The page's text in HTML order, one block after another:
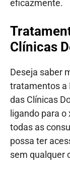
eficazmente.
Clínicas
Deseja saber
tratamentos a
das Clínicas
ligando para o
todas as
possa ter
sem qualquer